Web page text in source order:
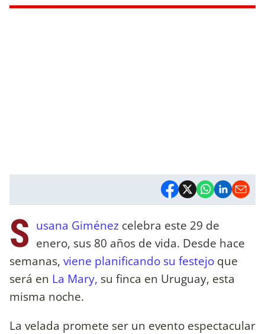
S usana Giménez celebra este 29 de
enero, sus 80 años de vida. Desde hace
semanas, viene planificando su festejo que
será en La Mary, su finca en Uruguay, esta
misma noche.
La velada promete ser un evento espectacular